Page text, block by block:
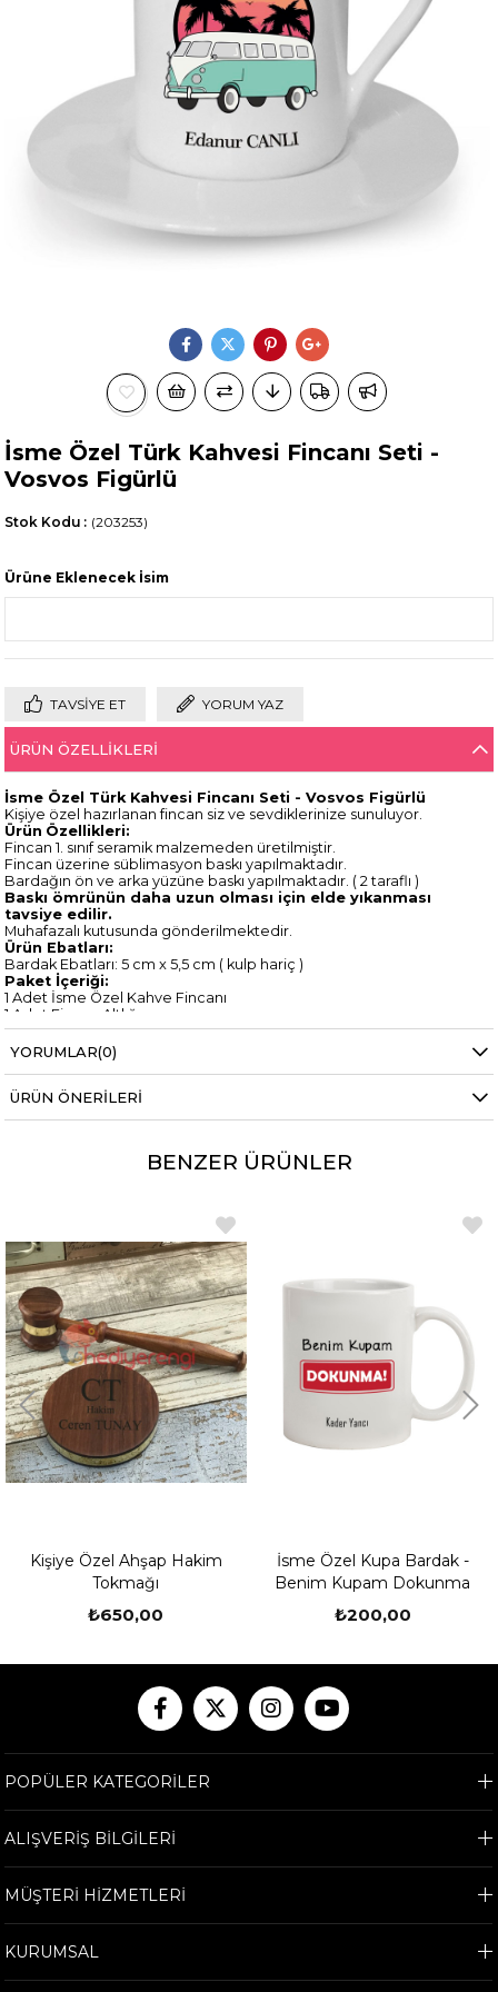
İsme Özel Türk Kahvesi Fincanı Seti -
Vosvos Figürlü
(203253)
Stok Kodu
Ürüne Eklenecek İsim
TAVSIYE ET YORUM YAZ
ÜRÜN ÖZELLIKLERI
İsme Özel Türk Kahvesi Fincanı Seti - Vosvos Figürlü
Kişiye özel hazırlanan fincan siz ve sevdiklerinize sunuluyor.
Ürün Özellikleri:
Fincan 1. sınıf seramik malzemeden üretilmiştir.
Fincan üzerine süblimasyon baskı yapılmaktadır.
Bardağın ön ve arka yüzüne baskı yapılmaktadır. ( 2 taraflı )
Baskı ömrünün daha uzun olması için elde yıkanması
tavsiye edilir.
Muhafazalı kutusunda gönderilmektedir.
Ürün Ebatları:
Bardak Ebatları: 5 cm x 5,5 cm ( kulp hariç )
Paket İçeriği:
1 Adet İsme Özel Kahve Fincanı
1 Adet Fincan Altlığı
YORUMLAR(0)
ÜRÜN ÖNERILERI
BENZER ÜRÜNLER
Kişiye Özel Ahşap Hakim
Tokmağı
₺650,00
İsme Özel Kupa Bardak -
Benim Kupam Dokunma
₺200,00
POPÜLER KATEGORİLER
ALIŞVERİŞ BİLGİLERİ
MÜŞTERİ HİZMETLERİ
KURUMSAL